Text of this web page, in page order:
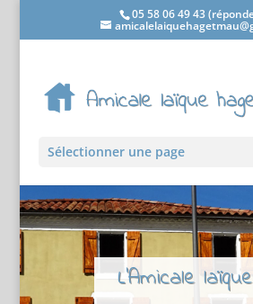
05 58 06 49 43
Sélectionner une page
L'Amicale